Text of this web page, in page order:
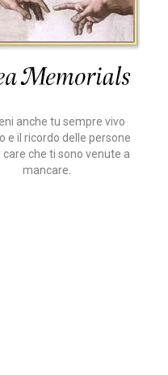
anche tu sempre vivo
e il ricordo delle persone
care che ti sono venute a
mancare.